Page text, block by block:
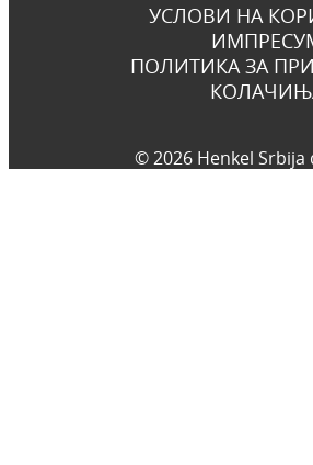
УСЛОВИ НА
ПОЛИТИКА ЗА
© 2026 Henkel Srbija